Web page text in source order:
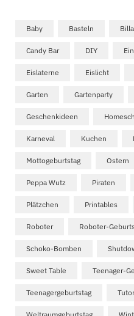
Baby Basteln
Candy Bar DIY
Eislaterne Eislicht
Garten Gartenparty
Geschenkideen
Karneval Kuchen
Mottogeburtstag Ostern
Peppa Wutz Piraten
Plätzchen Printables
Roboter Roboter-
Schoko-Bomben
Sweet Table Teenager-
Teenagergeburtstag